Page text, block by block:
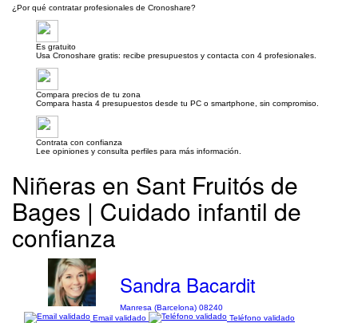
¿Por qué contratar profesionales de Cronoshare?
Es gratuito
Usa Cronoshare gratis: recibe presupuestos y contacta con 4 profesionales.
Compara precios de tu zona
Compara hasta 4 presupuestos desde tu PC o smartphone, sin compromiso.
Contrata con confianza
Lee opiniones y consulta perfiles para más información.
Niñeras en Sant Fruitós de
Bages | Cuidado infantil de
confianza
Sandra Bacardit
Manresa (Barcelona) 08240
Email validado
Teléfono validado